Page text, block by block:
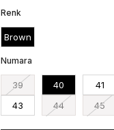
Renk
Brown
Numara
39 40 41
43
44 45